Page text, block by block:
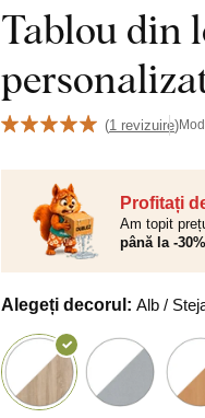
Tablou din
(1 revizuire)
Profitați
Am topit
până la -
Alegeți decorul: Alb /